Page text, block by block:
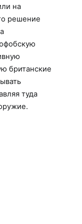
на
решение
британские
туда